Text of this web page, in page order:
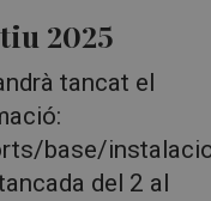
2025
tancat el
base/
del 2 al